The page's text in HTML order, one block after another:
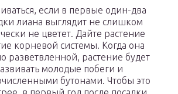
если в первые один-два
лиана выглядит не слишком
не цветет. Дайте растение
корневой системы. Когда она
разветвленной, растение будет
молодые побеги и
бутонами. Чтобы это